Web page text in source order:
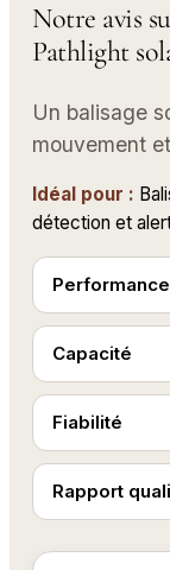
Notre avis
Pathlight
Un balisage
mouvement
Idéal pour :
détection et
Performance
Capacité
Fiabilité
Rapport